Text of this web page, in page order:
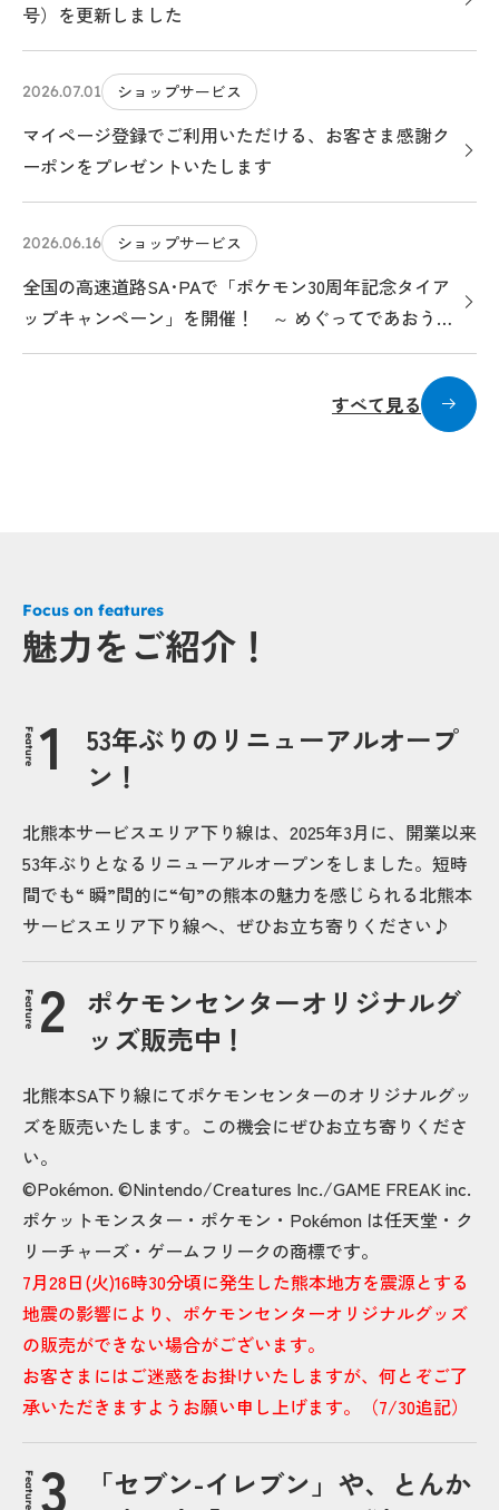
号）を更新しました
2026.07.01 ショップサービス
マイページ登録でご利用いただける、お客さま感謝ク
ーポンをプレゼントいたします
2026.06.16 ショップサービス
全国の高速道路SA･PAで「ポケモン30周年記念タイア
ップキャンペーン」を開催！ ～ めぐってであおう！
ポケモンサービスエリアのたび ～
すべて見る
Focus on features
魅力をご紹介！
Feature
53年ぶりのリニューアルオープ
ン！
北熊本サービスエリア下り線は、2025年3月に、開業以来
53年ぶりとなるリニューアルオープンをしました。短時
間でも“ 瞬”間的に“旬”の熊本の魅力を感じられる北熊本
サービスエリア下り線へ、ぜひお立ち寄りください♪
Feature
ポケモンセンターオリジナルグ
ッズ販売中！
北熊本SA下り線にてポケモンセンターのオリジナルグッ
ズを販売いたします。この機会にぜひお立ち寄りくださ
い。
©Pokémon. ©Nintendo/Creatures Inc./GAME FREAK inc.
ポケットモンスター・ポケモン・Pokémon は任天堂・ク
リーチャーズ・ゲームフリークの商標です。
7月28日(火)16時30分頃に発生した熊本地方を震源とする
地震の影響により、ポケモンセンターオリジナルグッズ
の販売ができない場合がございます。
お客さまにはご迷惑をお掛けいたしますが、何とぞご了
承いただきますようお願い申し上げます。（7/30追記）
Feature
「セブン-イレブン」や、とんか